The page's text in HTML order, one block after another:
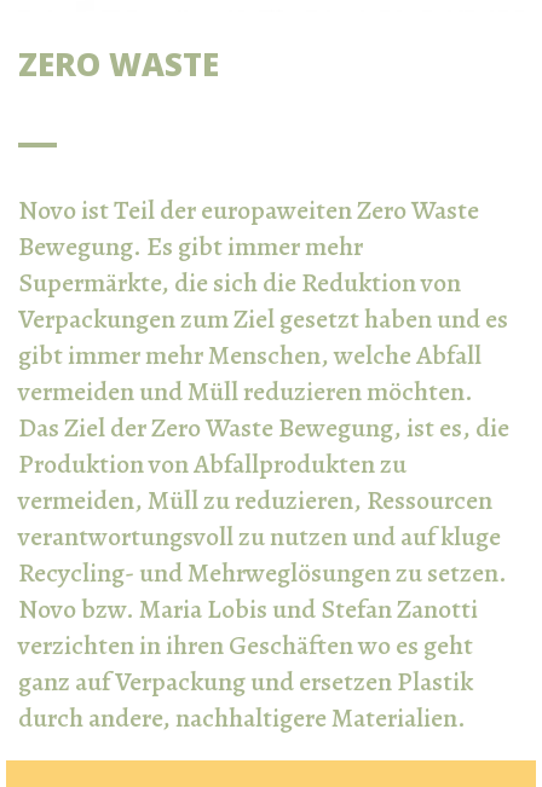
ZERO WASTE
Novo ist Teil der europaweiten Zero Waste
Bewegung. Es gibt immer mehr
Supermärkte, die sich die Reduktion von
Verpackungen zum Ziel gesetzt haben und es
gibt immer mehr Menschen, welche Abfall
vermeiden und Müll reduzieren möchten.
Das Ziel der Zero Waste Bewegung, ist es, die
Produktion von Abfallprodukten zu
vermeiden, Müll zu reduzieren, Ressourcen
verantwortungsvoll zu nutzen und auf kluge
Recycling- und Mehrweglösungen zu setzen.
Novo bzw. Maria Lobis und Stefan Zanotti
verzichten in ihren Geschäften wo es geht
ganz auf Verpackung und ersetzen Plastik
durch andere, nachhaltigere Materialien.